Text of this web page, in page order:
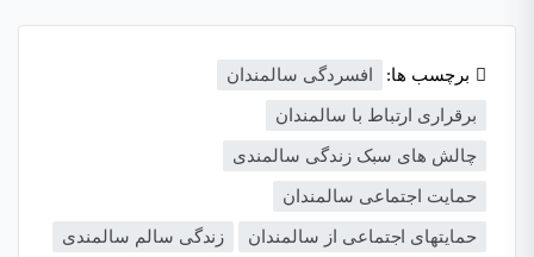
برچسب ها: افسردگی سالمندان
برقراری ارتباط با سالمندان
چالش های سبک زندگی سالمندی
حمایت اجتماعی سالمندان
حمایتهای اجتماعی از سالمندان زندگی سالم سالمندی